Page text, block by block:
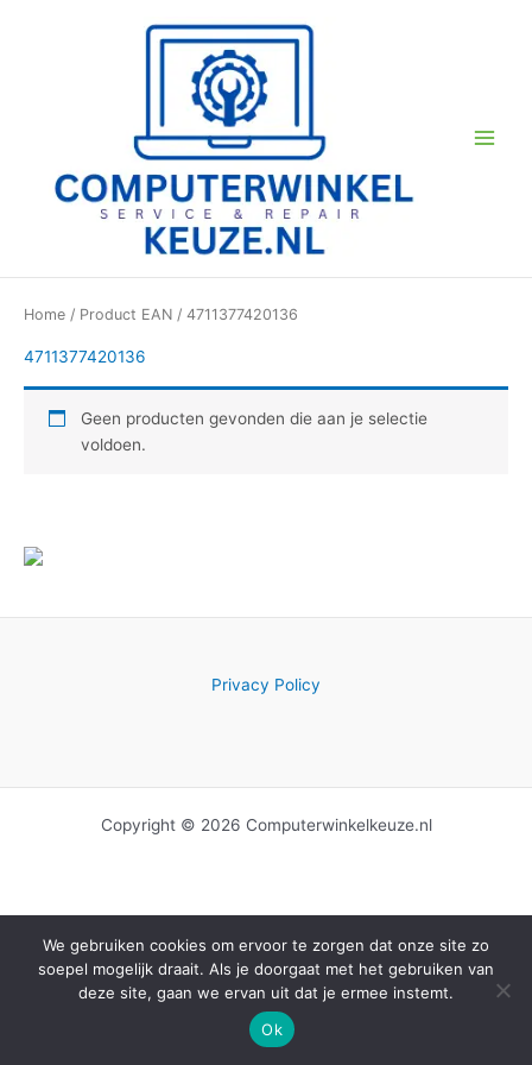
Home / Product EAN / 4711377420136
4711377420136
Geen producten gevonden die aan je selectie
voldoen.
Privacy Policy
Copyright © 2026 Computerwinkelkeuze.nl
We gebruiken cookies om ervoor te zorgen dat onze site zo
soepel mogelijk draait. Als je doorgaat met het gebruiken van
deze site, gaan we ervan uit dat je ermee instemt.
Ok